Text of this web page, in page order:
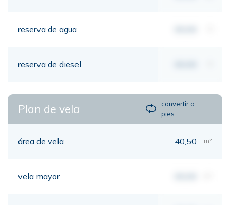
reserva de agua
reserva de diesel
Plan de vela
convertir a
pies
área de vela 40,50 m²
vela mayor